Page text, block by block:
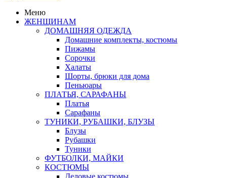
Меню
ЖЕНЩИНАМ
ДОМАШНЯЯ ОДЕЖДА
Домашние комплекты, костюмы
Пижамы
Сорочки
Халаты
Шорты, брюки для дома
Пеньюары
ПЛАТЬЯ, САРАФАНЫ
Платья
Сарафаны
ТУНИКИ, РУБАШКИ, БЛУЗЫ
Блузы
Рубашки
Туники
ФУТБОЛКИ, МАЙКИ
КОСТЮМЫ
Деловые костюмы